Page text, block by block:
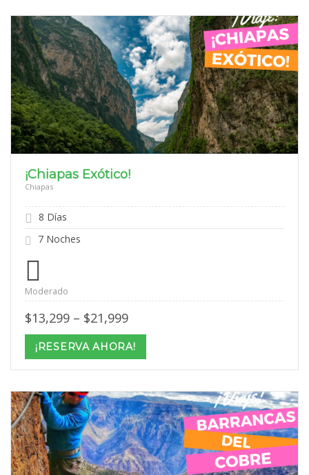
¡Chiapas Exótico!
Chiapas
8 Días
7 Noches
Moderado
$13,299 – $21,999Price
$13,299
through
$21,999
¡RESERVA AHORA!